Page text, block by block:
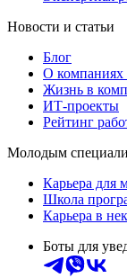
Новости и статьи
Блог
О компаниях
Жизнь в
ИТ-проекты
Рейтинг
Молодым
Карьера для
Школа
Карьера в
Боты для